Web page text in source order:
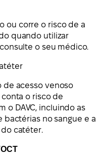
ou corre o risco de a
quando utilizar
o seu médico.
de acesso venoso
conta o risco de
o DAVC, incluindo as
bactérias no sangue e a
catéter.